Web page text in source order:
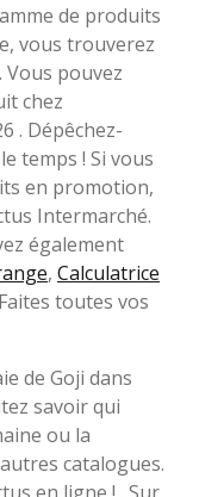
de produits
vous trouverez
Vous pouvez
chez
. Dépêchez-
temps ! Si vous
en promotion,
Intermarché.
également
, Calculatrice
toutes vos
de Goji dans
savoir qui
ou la
catalogues.